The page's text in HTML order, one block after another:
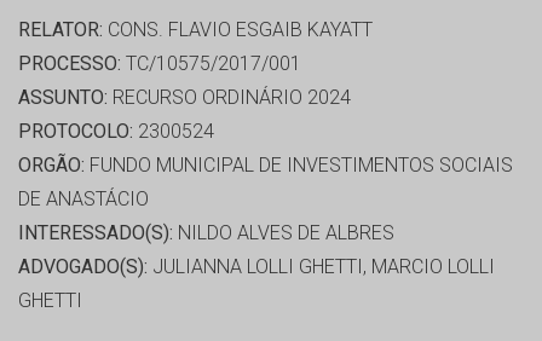
RELATOR: CONS. FLAVIO ESGAIB KAYATT
PROCESSO: TC/10575/2017/001
ASSUNTO: RECURSO ORDINÁRIO 2024
PROTOCOLO: 2300524
ORGÃO: FUNDO MUNICIPAL DE INVESTIMENTOS SOCIAIS
DE ANASTÁCIO
INTERESSADO(S): NILDO ALVES DE ALBRES
ADVOGADO(S): JULIANNA LOLLI GHETTI, MARCIO LOLLI
GHETTI